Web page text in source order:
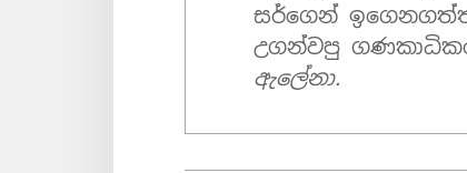
සර්ගෙන්
උගන්වපු
ඇලේනා.